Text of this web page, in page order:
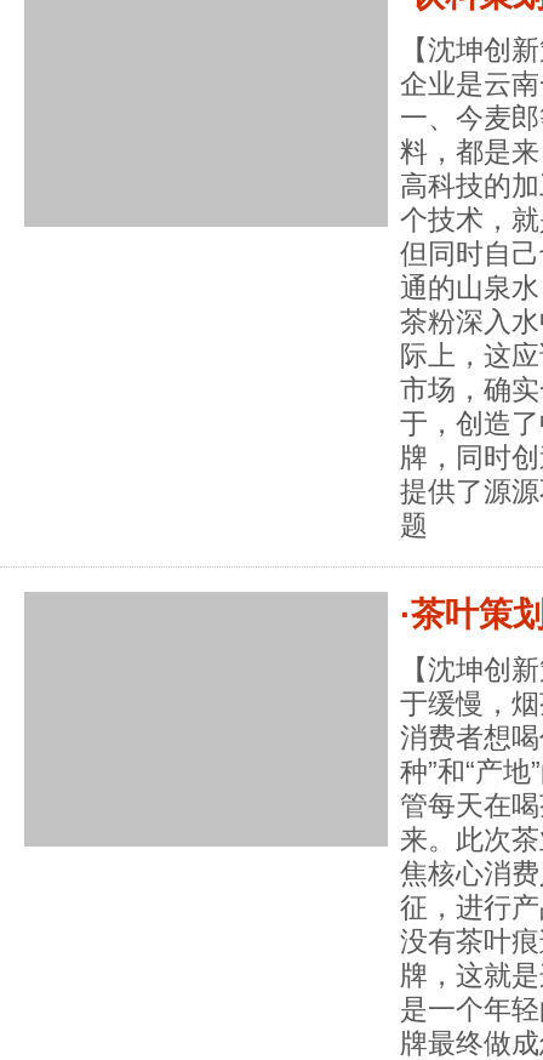
【沈坤创
企业是云
一、今麦
料，都是
高科技的
个技术，
但同时自
通的山泉
茶粉深入
际上，这
市场，确
于，创造
牌，同时
提供了源
题
·茶叶策
【沈坤创
于缓慢，
消费者想
种”和“产
管每天在
来。此次
焦核心消
征，进行
没有茶叶
牌，这就
是一个年
牌最终做